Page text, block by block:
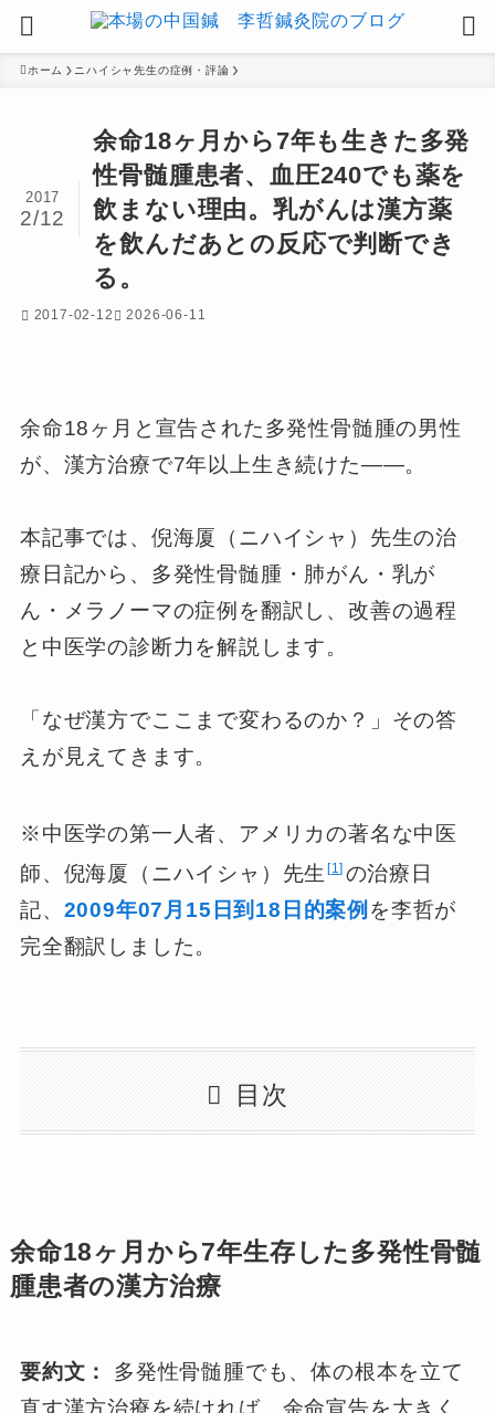
ホーム ニハイシャ先生の症例・評論
余命18ヶ月から7年も生きた多発
性骨髄腫患者、血圧240でも薬を
飲まない理由。乳がんは漢方薬
を飲んだあとの反応で判断でき
る。
2017
2/12
2017-02-12 2026-06-11
余命18ヶ月と宣告された多発性骨髄腫の男性
が、漢方治療で7年以上生き続けた——。
本記事では、倪海厦（ニハイシャ）先生の治
療日記から、多発性骨髄腫・肺がん・乳が
ん・メラノーマの症例を翻訳し、改善の過程
と中医学の診断力を解説します。
「なぜ漢方でここまで変わるのか？」その答
えが見えてきます。
※中医学の第一人者、アメリカの著名な中医
師、倪海厦（ニハイシャ）先生 1 の治療日
記、 2009年07月15日到18日的案例 を李哲が
完全翻訳しました。
目次
余命18ヶ月から7年生存した多発性骨髄
腫患者の漢方治療
要約文：
多発性骨髄腫でも、体の根本を立て
直す漢方治療を続ければ、余命宣告を大きく